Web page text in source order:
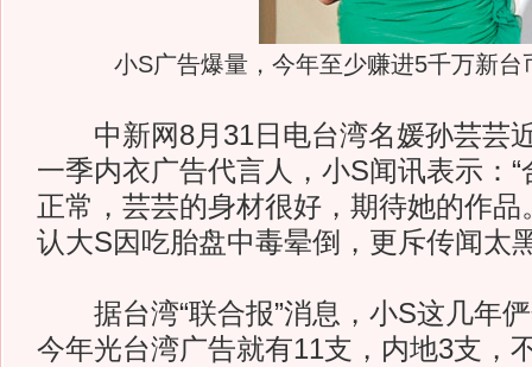
小S广告爆量，今年至少赚进5千万新台
中新网8月31日电台湾名媛孙芸芸
一季内衣广告代言人，小S闻讯表示：
正常，芸芸的身材很好，期待她的作品
认大S因吃胎盘中毒晕倒，更斥传闻太
据台湾“联合报”消息，小S这几年俨
今年光台湾广告就有11支，内地3支，